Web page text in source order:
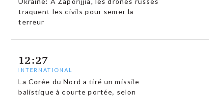
traquent les civils pour semer la
terreur
12:27
INTERNATIONAL
La Corée du Nord a tiré un missile
balistique à courte portée, selon